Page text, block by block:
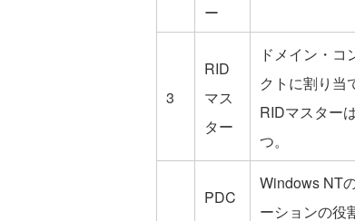
ー
3
RID
マス
ター
ドメイン・
クトに割り当
RIDマスター
つ。
PDC
Windows NT
ーションの役